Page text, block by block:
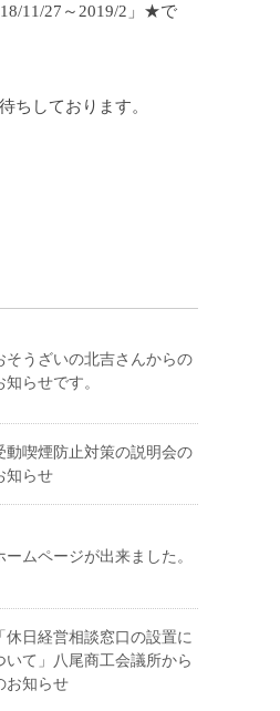
11/27～2019/2」★で
ちしております。
そうざいの北吉さんからの
知らせです。
動喫煙防止対策の説明会の
知らせ
ームページが出来ました。
「休日経営相談窓口の設置に
いて」八尾商工会議所から
お知らせ